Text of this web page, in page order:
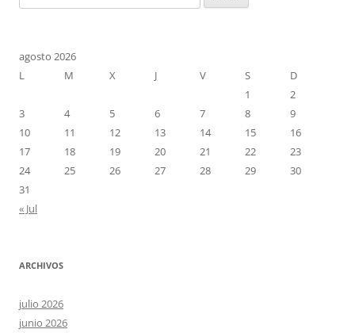
agosto 2026
L
M X J V S
D
1
2
3
4 5 6 7 8
9
10
11 12 13 14 15
16
17
18 19 20 21 22
23
24
25 26 27 28 29
30
31
« Jul
ARCHIVOS
julio 2026
junio 2026